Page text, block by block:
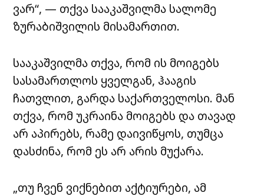
ვარ“, — თქვა სააკაშვილმა სალომე
ზურაბიშვილის მისამართით.
სააკაშვილმა თქვა, რომ ის მოიგებს
სასამართლოს ყველგან, ჰააგის
ჩათვლით, გარდა საქართველოსი. მან
თქვა, რომ უკრაინა მოიგებს და თავად
არ აპირებს, რამე დაივიწყოს, თუმცა
დასძინა, რომ ეს არ არის მუქარა.
„თუ ჩვენ ვიქნებით აქტიურები, ამ